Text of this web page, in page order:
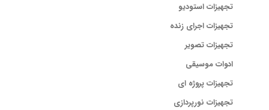
تجهیزات استودیو
تجهیزات اجرای زنده
تجهیزات تصویر
ادوات موسیقی
تجهیزات پروژه ای
تجهیزات نورپردازی